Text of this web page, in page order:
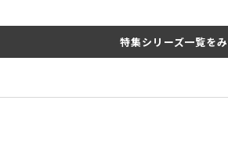
特集シリーズ一覧を